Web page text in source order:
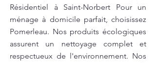
Résidentiel à Saint-Norbert Pour un
ménage à domicile parfait, choisissez
Pomerleau. Nos produits écologiques
assurent un nettoyage complet et
respectueux de l'environnement. Nos